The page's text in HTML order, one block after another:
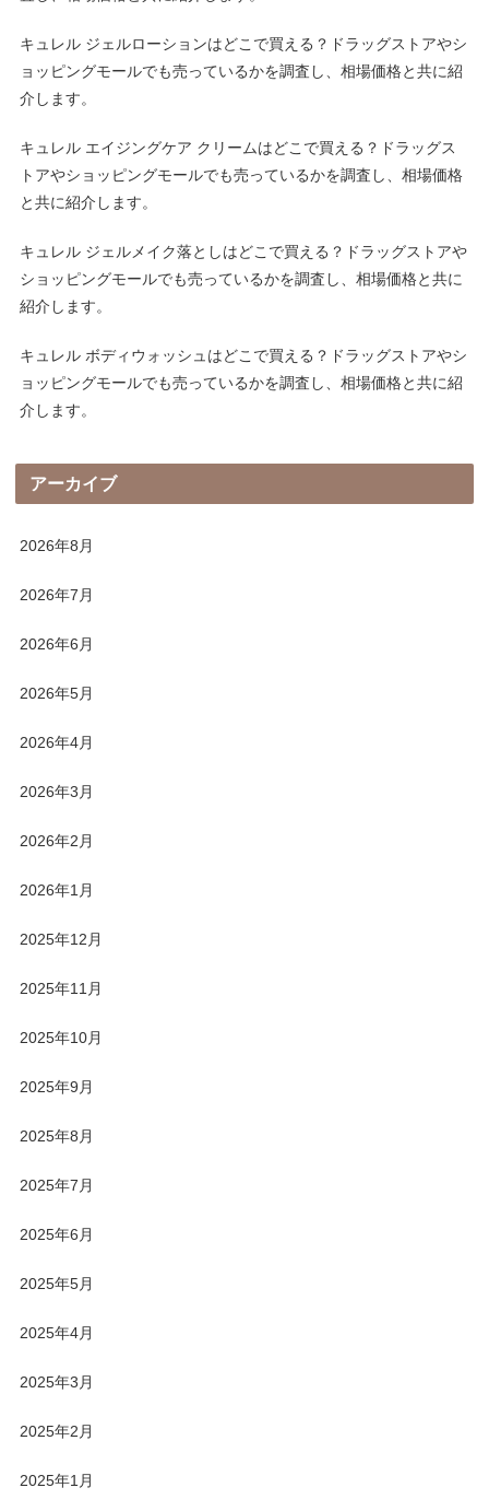
キュレル ジェルローションはどこで買える？ドラッグストアやシ
ョッピングモールでも売っているかを調査し、相場価格と共に紹
介します。
キュレル エイジングケア クリームはどこで買える？ドラッグス
トアやショッピングモールでも売っているかを調査し、相場価格
と共に紹介します。
キュレル ジェルメイク落としはどこで買える？ドラッグストアや
ショッピングモールでも売っているかを調査し、相場価格と共に
紹介します。
キュレル ボディウォッシュはどこで買える？ドラッグストアやシ
ョッピングモールでも売っているかを調査し、相場価格と共に紹
介します。
アーカイブ
2026年8月
2026年7月
2026年6月
2026年5月
2026年4月
2026年3月
2026年2月
2026年1月
2025年12月
2025年11月
2025年10月
2025年9月
2025年8月
2025年7月
2025年6月
2025年5月
2025年4月
2025年3月
2025年2月
2025年1月